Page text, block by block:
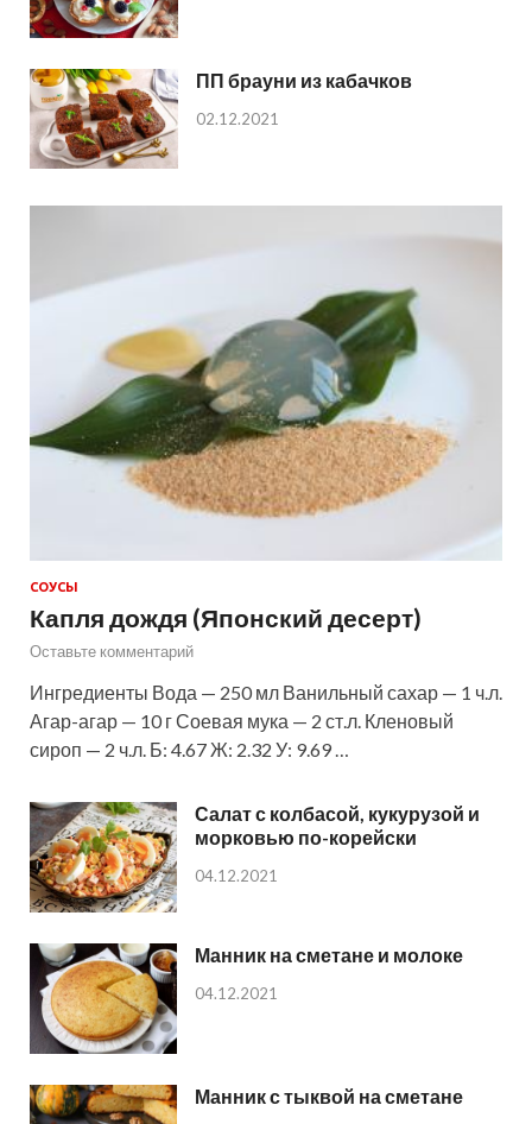
ПП брауни из кабачков
02.12.2021
СОУСЫ
Капля дождя (Японский десерт)
Оставьте комментарий
Ингредиенты Вода — 250 мл Ванильный сахар — 1 ч.л.
Агар-агар — 10 г Соевая мука — 2 ст.л. Кленовый
сироп — 2 ч.л. Б: 4.67 Ж: 2.32 У: 9.69 …
Салат с колбасой, кукурузой и
морковью по-корейски
04.12.2021
Манник на сметане и молоке
04.12.2021
Манник с тыквой на сметане